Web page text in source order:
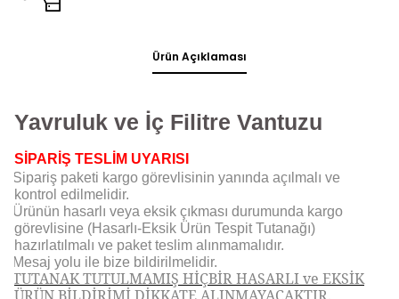
Ürün Açıklaması
Yavruluk ve İç Filitre Vantuzu
SİPARİŞ TESLİM UYARISI
Sipariş paketi kargo görevlisinin yanında açılmalı ve
kontrol edilmelidir.
Ürünün hasarlı veya eksik çıkması durumunda kargo
görevlisine (Hasarlı-Eksik Ürün Tespit Tutanağı)
hazırlatılmalı ve paket teslim alınmamalıdır.
Mesaj yolu ile bize bildirilmelidir.
TUTANAK TUTULMAMIŞ HİÇBİR HASARLI ve EKSİK